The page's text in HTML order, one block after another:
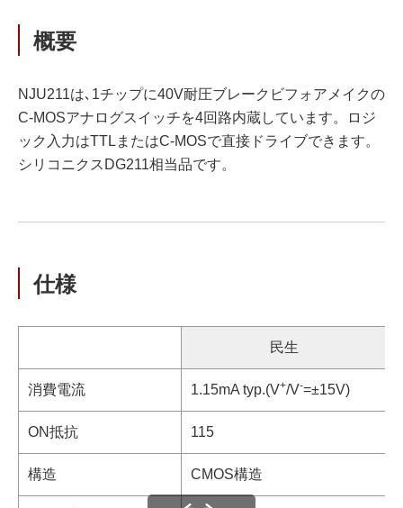
概要
NJU211は､1チップに40V耐圧ブレークビフォアメイクの
C-MOSアナログスイッチを4回路内蔵しています。ロジ
ック入力はTTLまたはC-MOSで直接ドライブできます。
シリコニクスDG211相当品です。
仕様
民生
消費電流 1.15mA typ.(V+/V-=±15V)
ON抵抗 115
構造 CMOS構造